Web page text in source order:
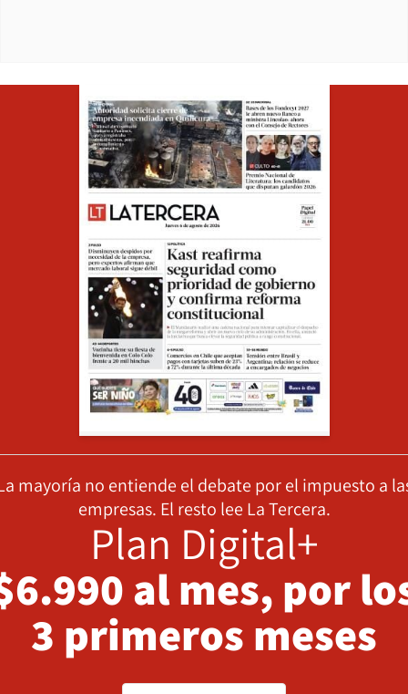
mayoría no entiende el debate por el impuesto a
empresas. El resto lee La Tercera.
Plan Digital+
al mes, por
3 primeros meses